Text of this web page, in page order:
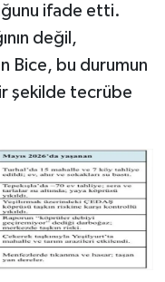
ifade etti.
değil,
Bice, bu durumun
şekilde tecrübe